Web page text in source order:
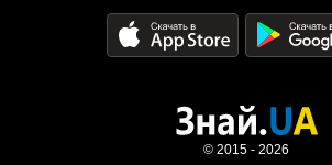
© 2015 - 2026